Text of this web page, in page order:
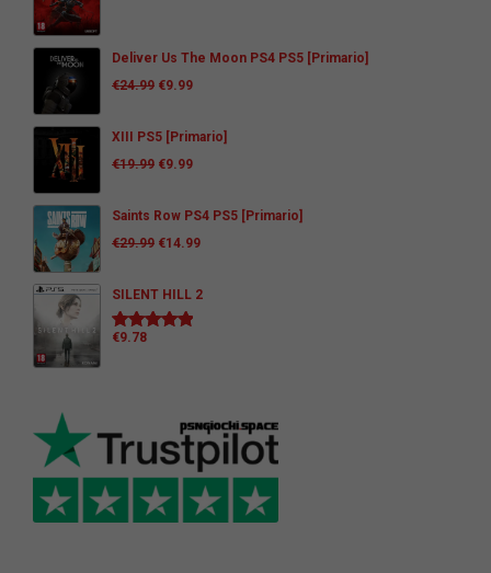
Deliver Us The Moon PS4 PS5 [Primario]
€24.99 €9.99
XIII PS5 [Primario]
€19.99 €9.99
Saints Row PS4 PS5 [Primario]
€29.99 €14.99
SILENT HILL 2
Valutato
€9.78